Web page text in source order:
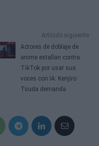
Artículo siguiente
Actores de doblaje de
anime estallan contra
TikTok por usar sus
voces con IA: Kenjiro
Tsuda demanda